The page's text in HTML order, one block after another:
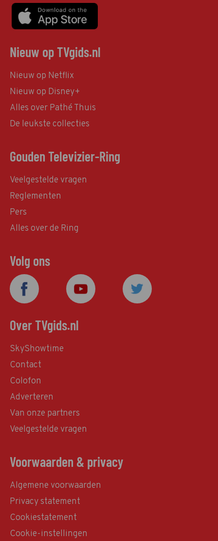
Nieuw op TVgids.nl
Nieuw op Netflix
Nieuw op Disney+
Alles over Pathé Thuis
De leukste collecties
Gouden Televizier-Ring
Veelgestelde vragen
Reglementen
Pers
Alles over de Ring
Volg ons
Over TVgids.nl
SkyShowtime
Contact
Colofon
Adverteren
Van onze partners
Veelgestelde vragen
Voorwaarden & privacy
Algemene voorwaarden
Privacy statement
Cookiestatement
Cookie-instellingen